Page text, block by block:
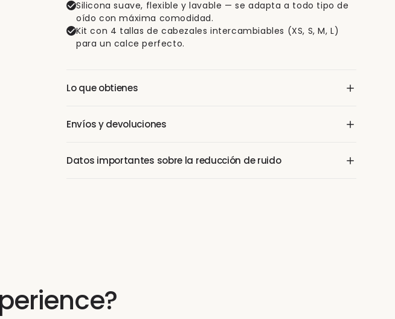
Silicona suave, flexible y lavable — se adapta a todo tipo de
oído con máxima comodidad.
Kit con 4 tallas de cabezales intercambiables (XS, S, M, L)
para un calce perfecto.
Lo que obtienes
cabezales en distintos tamaños (XS, S, M, L), estuche de transporte
Envíos y devoluciones
días de cambio sin cuestionamiento, sin preguntas.
Datos importantes sobre la reducción de ruido